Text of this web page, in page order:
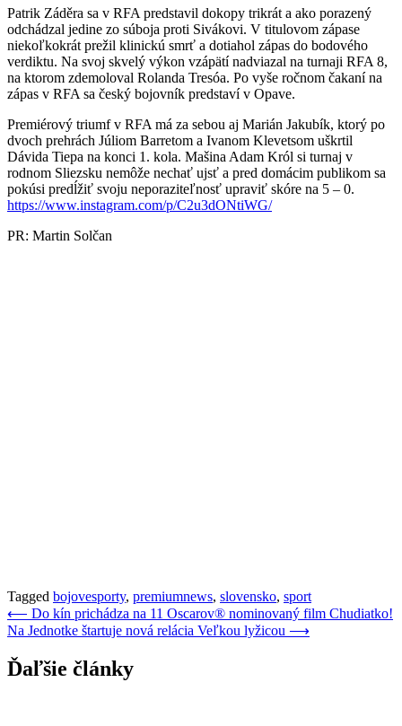
Patrik Záděra sa v RFA predstavil dokopy trikrát a ako porazený
odchádzal jedine zo súboja proti Sivákovi. V titulovom zápase
niekoľkokrát prežil klinickú smrť a dotiahol zápas do bodového
verdiktu. Na svoj skvelý výkon vzápätí nadviazal na turnaji RFA 8,
na ktorom zdemoloval Rolanda Tresóa. Po vyše ročnom čakaní na
zápas v RFA sa český bojovník predstaví v Opave.
Premiérový triumf v RFA má za sebou aj Marián Jakubík, ktorý po
dvoch prehrách Júliom Barretom a Ivanom Klevetsom uškrtil
Dávida Tiepa na konci 1. kola. Mašina Adam Król si turnaj v
rodnom Sliezsku nemôže nechať ujsť a pred domácim publikom sa
pokúsi predĺžiť svoju neporaziteľnosť upraviť skóre na 5 – 0.
https://www.instagram.com/p/C2u3dONtiWG/
PR: Martin Solčan
Tagged bojovesporty, premiumnews, slovensko, sport
Navigácia
v
článku
⟵ Do kín prichádza na 11 Oscarov® nominovaný film Chudiatko!
Na Jednotke štartuje nová relácia Veľkou lyžicou ⟶
Ďaľšie články